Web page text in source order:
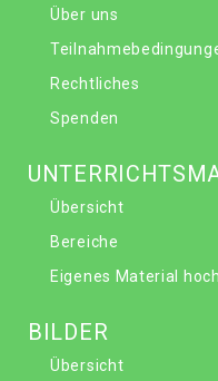
Über uns
Rechtliches
Spenden
Übersicht
Bereiche
Eigenes Material
BILDER
Übersicht